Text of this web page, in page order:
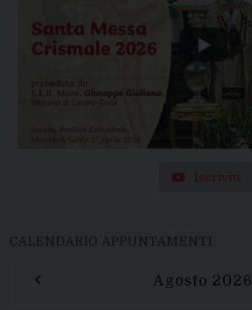
Iscriviti
CALENDARIO APPUNTAMENTI
‹ Agosto 2026